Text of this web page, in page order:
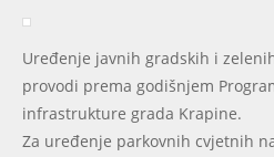
Uređenje javnih gradskih i
provodi prema godišnjem
infrastrukture grada Krapine.
Za uređenje parkovnih cvjetnih